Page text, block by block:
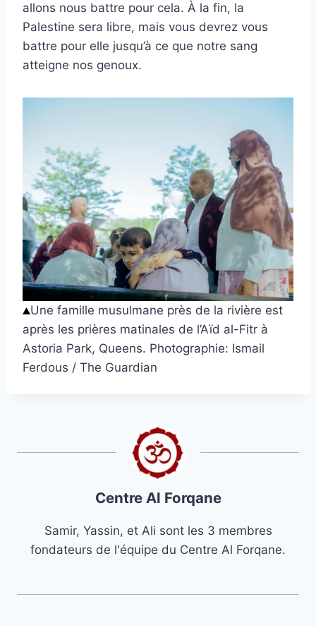
allons nous battre pour cela. À la fin, la
Palestine sera libre, mais vous devrez vous
battre pour elle jusqu’à ce que notre sang
atteigne nos genoux.
Une famille musulmane près de la rivière est
après les prières matinales de l’Aïd al-Fitr à
Astoria Park, Queens. Photographie: Ismail
Ferdous / The Guardian
Centre Al Forqane
Samir, Yassin, et Ali sont les 3 membres
fondateurs de l'équipe du Centre Al Forqane.